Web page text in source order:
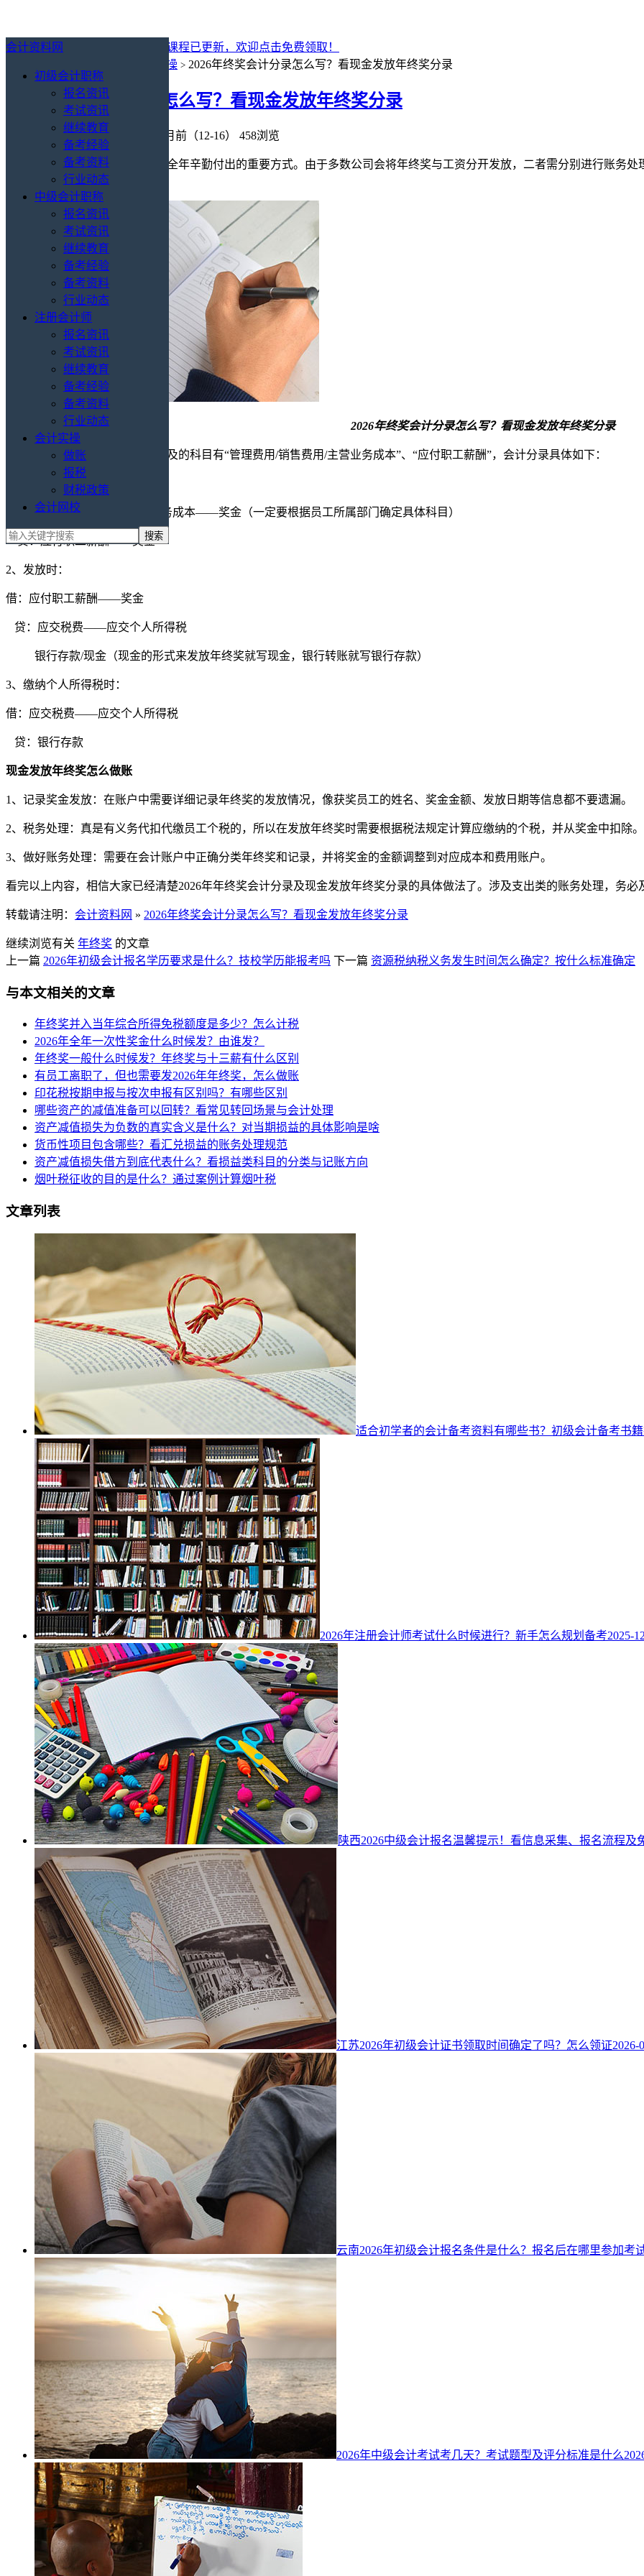
会计资料网
初级会计职称
报名资讯
考试资讯
继续教育
备考经验
备考资料
行业动态
中级会计职称
报名资讯
考试资讯
继续教育
备考经验
备考资料
行业动态
注册会计师
报名资讯
考试资讯
继续教育
备考经验
备考资料
行业动态
会计实操
做账
报税
财税政策
会计网校
最新消息：
2027年初级会计免费课程已更新，欢迎点击免费领取！
会计实操 > 2026年终奖会计分录怎么写？看现金发放年终奖分录
2026年终奖会计分录怎么写？看现金发放年终奖分录
做账 会计资料网 8个月前（12-16） 458浏览
发放年终奖是激励员工、肯定其全年辛勤付出的重要方式。由于多数公司会将年终奖与工资分开发放，二者需分别进行账务
起去看看现金发放年终奖分录：
2026年终奖会计分录怎么写？看现金发放年终奖分录
2026年年终奖做会计分录主要涉及的科目有“管理费用/销售费用/主营业务成本”、“应付职工薪酬”，会计分录具体如下：
1、计提时：
借：管理费用/销售费用/主营业务成本——奖金（一定要根据员工所属部门确定具体科目）
贷：应付职工薪酬——奖金
2、发放时：
借：应付职工薪酬——奖金
贷：应交税费——应交个人所得税
银行存款/现金（现金的形式来发放年终奖就写现金，银行转账就写银行存款）
3、缴纳个人所得税时：
借：应交税费——应交个人所得税
贷：银行存款
现金发放年终奖怎么做账
1、记录奖金发放：在账户中需要详细记录年终奖的发放情况，像获奖员工的姓名、奖金金额、发放日期等信息都不要遗漏。
2、税务处理：真是有义务代扣代缴员工个税的，所以在发放年终奖时需要根据税法规定计算应缴纳的个税，并从奖金中扣除。
3、做好账务处理：需要在会计账户中正确分类年终奖和记录，并将奖金的金额调整到对应成本和费用账户。
看完以上内容，相信大家已经清楚2026年年终奖会计分录及现金发放年终奖分录的具体做法了。涉及支出类的账务处理，务必
转载请注明： 会计资料网 » 2026年终奖会计分录怎么写？看现金发放年终奖分录
继续浏览有关 年终奖 的文章
上一篇 2026年初级会计报名学历要求是什么？技校学历能报考吗 下一篇 资源税纳税义务发生时间怎么确定？按什么标准确定
与本文相关的文章
年终奖并入当年综合所得免税额度是多少？怎么计税
2026年全年一次性奖金什么时候发？由谁发？
年终奖一般什么时候发？年终奖与十三薪有什么区别
有员工离职了，但也需要发2026年年终奖，怎么做账
印花税按期申报与按次申报有区别吗？有哪些区别
哪些资产的减值准备可以回转？看常见转回场景与会计处理
资产减值损失为负数的真实含义是什么？对当期损益的具体影响是啥
货币性项目包含哪些？看汇兑损益的账务处理规范
资产减值损失借方到底代表什么？看损益类科目的分类与记账方向
烟叶税征收的目的是什么？通过案例计算烟叶税
文章列表
适合初学者的会计备考资料有哪些书？初级会计备考书
2026年注册会计师考试什么时候进行？新手怎么规划备考2025-
陕西2026中级会计报名温馨提示！看信息采集、报名流程及
江苏2026年初级会计证书领取时间确定了吗？怎么领证2026-
云南2026年初级会计报名条件是什么？报名后在哪里参加考
2026年中级会计考试考几天？考试题型及评分标准是什么